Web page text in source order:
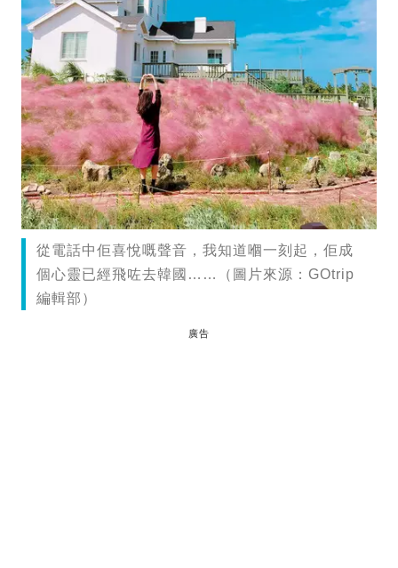
從電話中佢喜悅嘅聲音，我知道嗰一刻起，佢成
個心靈已經飛咗去韓國……（圖片來源：GOtrip
編輯部）
廣告